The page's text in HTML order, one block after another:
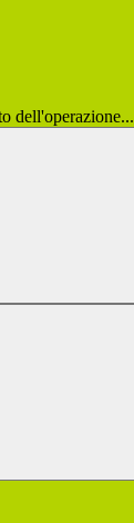
dell'operazione...